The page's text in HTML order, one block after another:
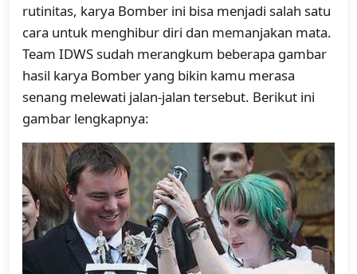
rutinitas, karya Bomber ini bisa menjadi salah satu
cara untuk menghibur diri dan memanjakan mata.
Team IDWS sudah merangkum beberapa gambar
hasil karya Bomber yang bikin kamu merasa
senang melewati jalan-jalan tersebut. Berikut ini
gambar lengkapnya: